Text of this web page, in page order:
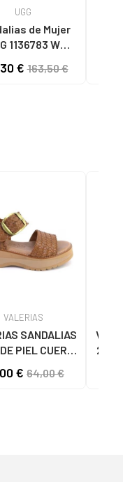
UGG
de Mujer
1136783 W
€163,50 €
VALERIAS
SANDALIAS
PIEL CUERO
€ 64,00 €
2661